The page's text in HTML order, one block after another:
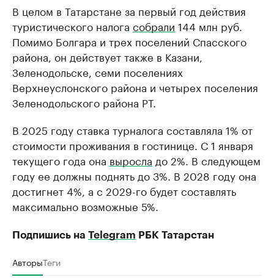
В целом в Татарстане за первый год действия
туристического налога собрали 144 млн руб.
Помимо Болгара и трех поселений Спасского
района, он действует также в Казани,
Зеленодольске, семи поселениях
Верхнеуслонского района и четырех поселения
Зеленодольского района РТ.
В 2025 году ставка турналога составляла 1% от
стоимости проживания в гостинице. С 1 января
текущего года она выросла до 2%. В следующем
году ее должны поднять до 3%. В 2028 году она
достигнет 4%, а с 2029-го будет составлять
максимально возможные 5%.
Подпишись на Telegram РБК Татарстан
АвторыТеги